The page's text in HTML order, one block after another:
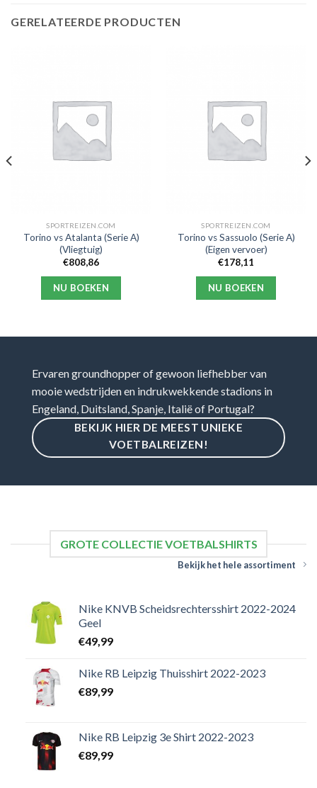
GERELATEERDE PRODUCTEN
SPORTREIZEN.COM
Torino vs Atalanta (Serie A)
(Vliegtuig)
€808,86
NU BOEKEN
SPORTREIZEN.COM
Torino vs Sassuolo (Serie A)
(Eigen vervoer)
€178,11
NU BOEKEN
Ervaren groundhopper of gewoon liefhebber van
mooie wedstrijden en indrukwekkende stadions in
Engeland, Duitsland, Spanje, Italië of Portugal?
BEKIJK HIER DE MEEST UNIEKE
VOETBALREIZEN!
GROTE COLLECTIE VOETBALSHIRTS
Bekijk het hele assortiment
Nike KNVB Scheidsrechtersshirt 2022-2024
Geel
€49,99
Nike RB Leipzig Thuisshirt 2022-2023
€89,99
Nike RB Leipzig 3e Shirt 2022-2023
€89,99